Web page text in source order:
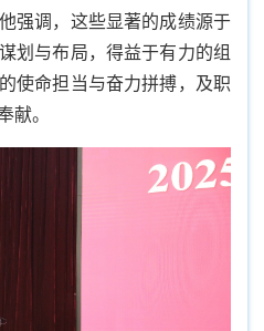
强调，这些显著的成绩源于
划与布局，得益于有力的组
使命担当与奋力拼搏，及职
献。